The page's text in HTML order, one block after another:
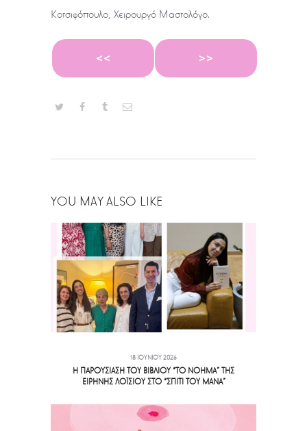
Κοτσιφόπουλο, Χειρουργό Μαστολόγο.
<< >>
YOU MAY ALSO LIKE
18 ΙΟΥΝΊΟΥ 2026
Η ΠΑΡΟΥΣΙΑΣΗ ΤΟΥ ΒΙΒΛΙΟΥ “ΤΟ ΝΟΗΜΑ” ΤΗΣ
ΕΙΡΗΝΗΣ ΛΟΪΣΙΟΥ ΣΤΟ “ΣΠΙΤΙ ΤΟΥ ΜΑΝΑ”